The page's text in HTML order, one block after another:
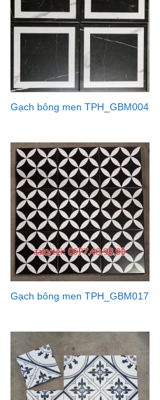
Gạch bông men TPH_GBM004
Gạch bông men TPH_GBM017